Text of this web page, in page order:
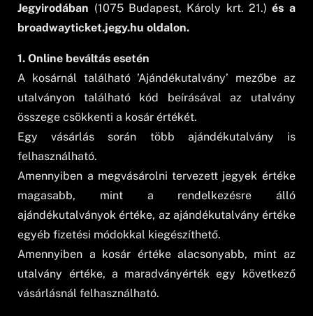
Jegyirodában (1075 Budapest, Károly krt. 21.)és a
broadwayticket.jegy.hu oldalon.
1. Online beváltás esetén
A kosárnál található ’Ajándékutalvány’ mezőbe az
utalványon található kód beírásával az utalvány
összege csökkenti a kosár értékét.
Egy vásárlás során több ajándékutalvány is
felhasználható.
Amennyiben a megvásárolni tervezett jegyek értéke
magasabb, mint a rendelkezésre álló
ajándékutalványok értéke, az ajándékutalvány értéke
egyéb fizetési módokkal kiegészíthető.
Amennyiben a kosár értéke alacsonyabb, mint az
utalvány értéke, a maradványérték egy következő
vásárlásnál felhasználható.